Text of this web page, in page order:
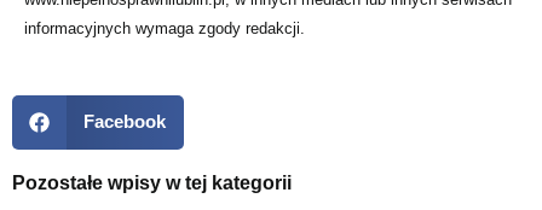
informacyjnych wymaga zgody redakcji.
Facebook
Pozostałe wpisy w tej kategorii